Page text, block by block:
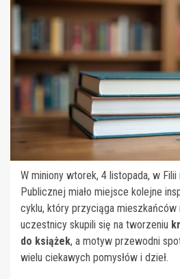
W miniony wtorek, 4 listopada, w
Publicznej miało miejsce kolejne
cyklu, który przyciąga mieszkańców
uczestnicy skupili się na tworzeniu
do książek, a motyw przewodni
wielu ciekawych pomysłów i dzieł.